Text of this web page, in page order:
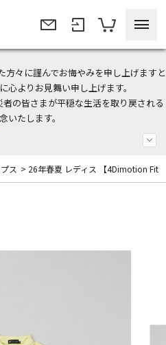
方々に謹んでお悔やみを申し上げますと
心よりお見舞い申し上げます。
の皆さまが平穏な生活を取り戻される
いたします。
クーポンプレゼント！
ス > 26年春夏 レディス 【4Dimotion Fit